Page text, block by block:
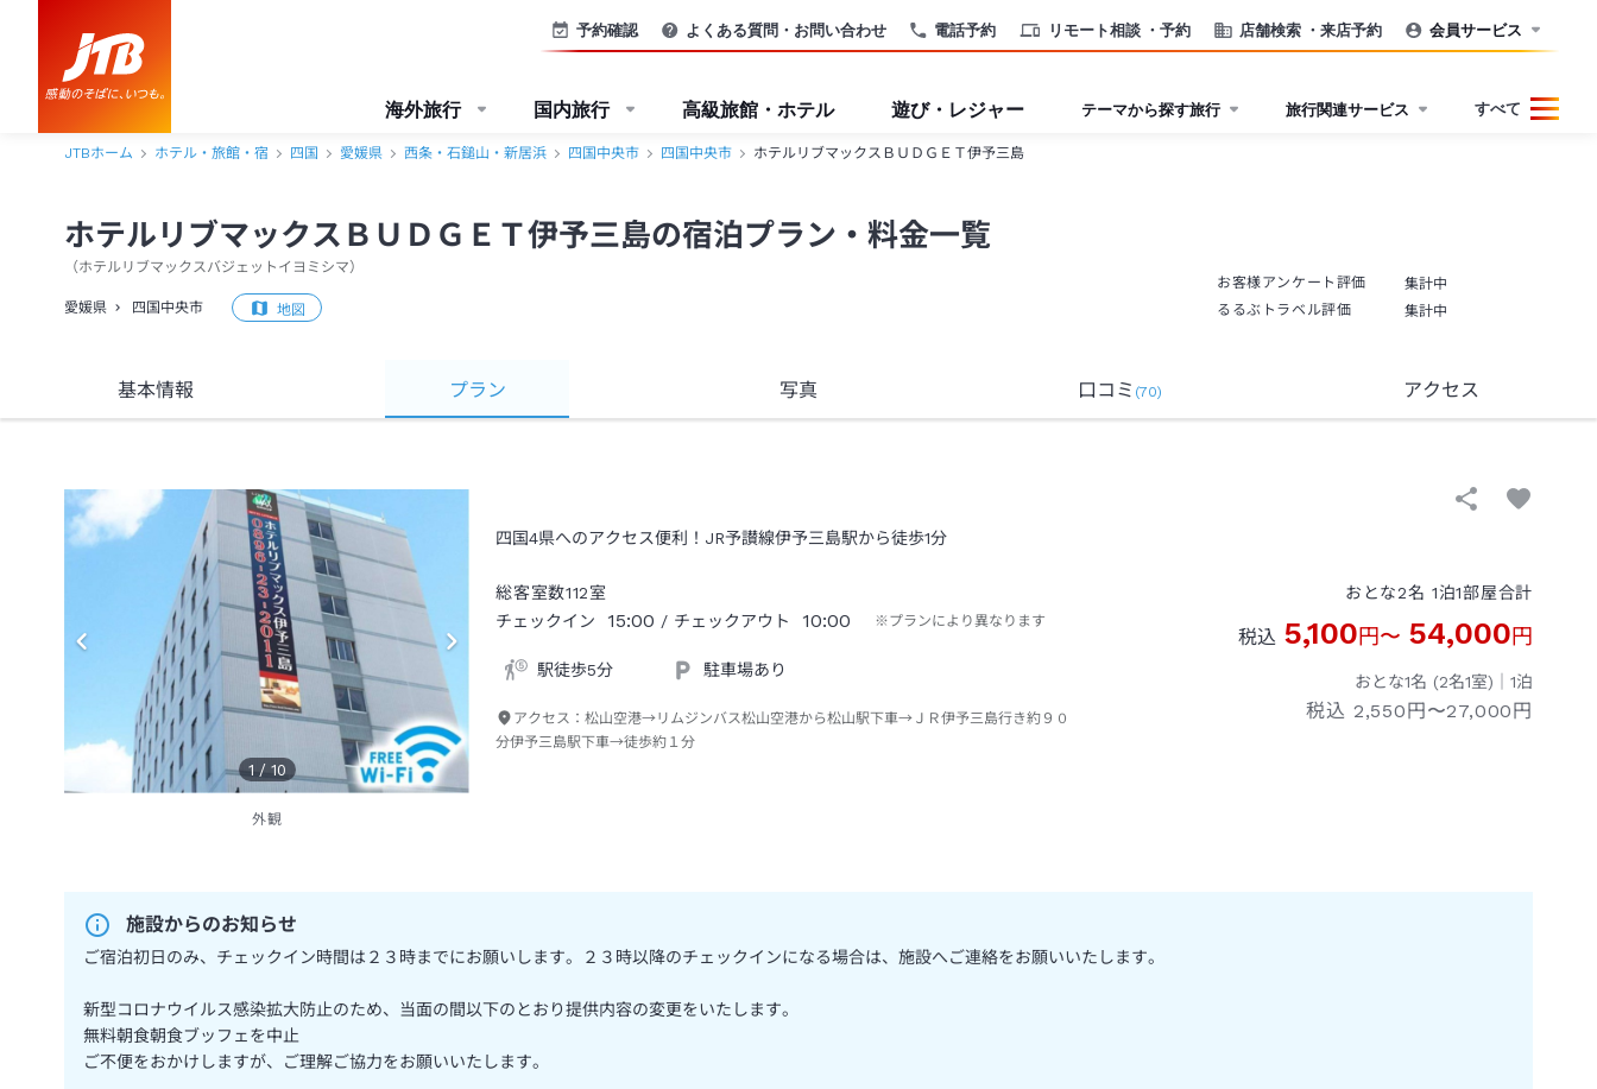
電話予約 リモート相談 ・予約 店舗検索 ・来店予約
予約確認 よくある質問・お問い合わせ 会員サービス
海外旅行 国内旅行 高級旅館・ホテル 遊び・レジャー テーマから探す旅行 旅行関連サービス すべて
JTBホーム ホテル・旅館・宿 四国 愛媛県 西条・石鎚山・新居浜 四国中央市 四国中央市 ホテルリブマックスＢＵＤＧＥＴ伊予三島
ホテルリブマックスＢＵＤＧＥＴ伊予三島の宿泊プラン・料金一覧
（ホテルリブマックスバジェットイヨミシマ）
愛媛県 四国中央市 地図
お客様アンケート評価
集計中
るるぶトラベル評価
集計中
基本情報 プラン 写真 口コミ (70) アクセス
1 / 10
外観
四国4県へのアクセス便利！JR予讃線伊予三島駅から徒歩1分
総客室数112室
チェックイン
15:00 / チェックアウト 10:00 ※プランにより異なります
駅徒歩5分 駐車場あり
アクセス：松山空港→リムジンバス松山空港から松山駅下車→ＪＲ伊予三島行き約９０
分伊予三島駅下車→徒歩約１分
おとな2名 1泊1部屋合計
税込 5,100円〜 54,000円
おとな1名 (2名1室)｜ 1泊
税込 2,550円〜27,000円
施設からのお知らせ
ご宿泊初日のみ、チェックイン時間は２３時までにお願いします。２３時以降のチェックインになる場合は、施設へご連絡をお願いいたします。
新型コロナウイルス感染拡大防止のため、当面の間以下のとおり提供内容の変更をいたします。
無料朝食朝食ブッフェを中止
ご不便をおかけしますが、ご理解ご協力をお願いいたします。